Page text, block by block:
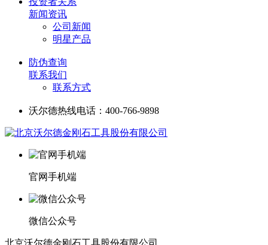
新闻资讯
公司新闻
明星产品
防伪查询
联系我们
联系方式
沃尔德热线电话：400-766-9898
官网手机端
微信公众号